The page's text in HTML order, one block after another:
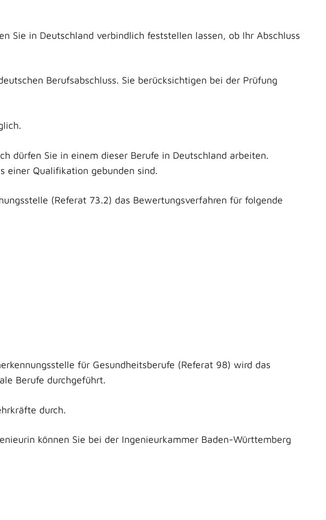
Sie in Deutschland verbindlich feststellen lassen, ob Ihr Abschluss
Berufsabschluss. Sie berücksichtigen bei der Prüfung
dürfen Sie in einem dieser Berufe in Deutschland arbeiten.
einer Qualifikation gebunden sind.
(Referat 73.2) das Bewertungsverfahren für folgende
für Gesundheitsberufe (Referat 98) wird das
Berufe durchgeführt.
durch.
können Sie bei der Ingenieurkammer Baden-Württemberg